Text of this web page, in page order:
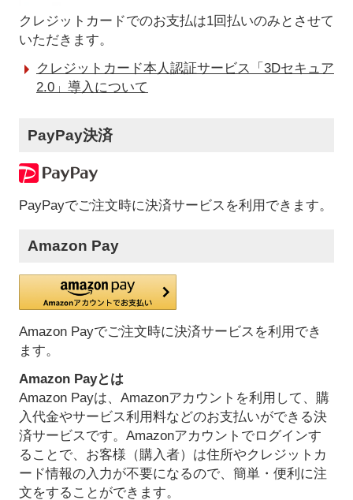
クレジットカードでのお支払は1回払いのみとさせて
いただきます。
クレジットカード本人認証サービス「3Dセキュア
2.0」導入について
PayPay決済
PayPayでご注文時に決済サービスを利用できます。
Amazon Pay
Amazon Payでご注文時に決済サービスを利用でき
ます。
Amazon Payとは
Amazon Payは、Amazonアカウントを利用して、購
入代金やサービス利用料などのお支払いができる決
済サービスです。Amazonアカウントでログインす
ることで、お客様（購入者）は住所やクレジットカ
ード情報の入力が不要になるので、簡単・便利に注
文をすることができます。